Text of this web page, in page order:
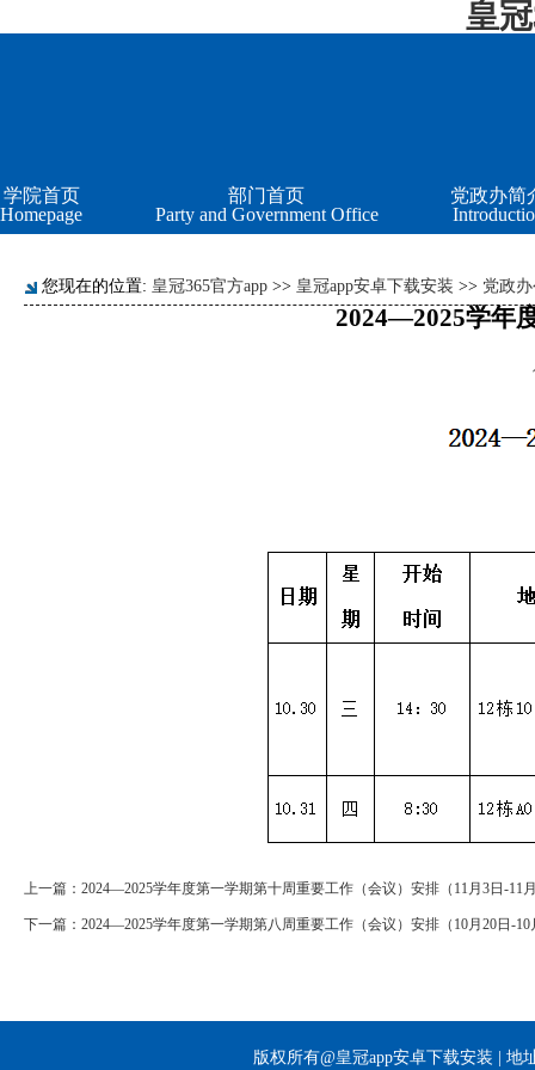
皇
学院首页
Homepage
部门首页
Party and Government Office
党政办简
您现在的位置: 皇冠365官方app >> 皇冠app安卓下载安装 >> 党政
2024—2025学年
上一篇： 2024—2025学年度第一学期第十周重要工作（会议）安排（11月3日-11
下一篇： 2024—2025学年度第一学期第八周重要工作（会议）安排（10月20日-10
版权所有@皇冠app安卓下载安装 | 地